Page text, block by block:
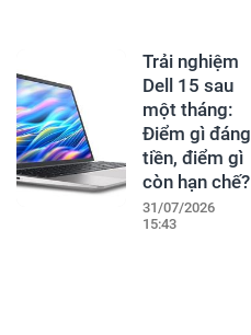
Trải nghiệm
Dell 15 sau
một tháng:
Điểm gì đáng
tiền, điểm gì
còn hạn chế?
31/07/2026
15:43